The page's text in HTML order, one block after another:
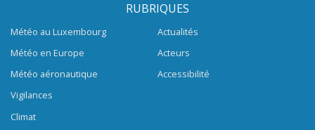
RUBRIQUES
Météo au Luxembourg
Météo en Europe
Météo aéronautique
Vigilances
Climat
Actualités
Acteurs
Accessibilité